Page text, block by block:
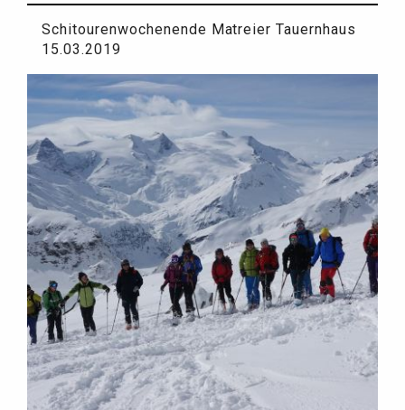
Schitourenwochenende Matreier Tauernhaus
15.03.2019